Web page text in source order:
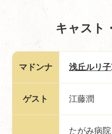
キャスト
マドンナ 浅丘ルリ子
ゲスト 江藤潤
たがみ病